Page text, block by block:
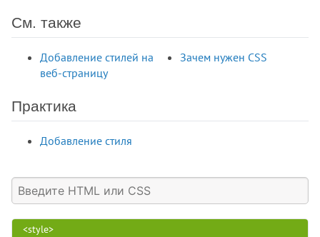
См. также
Добавление стилей на
веб-страницу
Зачем нужен CSS
Практика
Добавление стиля
<script>
<search>
<section>
<select>
<small>
<source>
<strike>
<strong>
<style>